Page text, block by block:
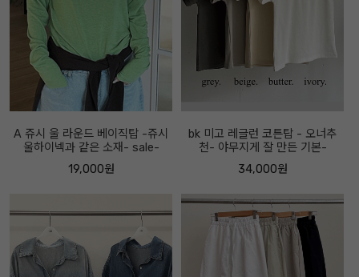
A 쥬시 울 라운드 베이직탑 -쥬시
울하이넥과 같은 소재- sale-
19,000원
bk 미고 레글런 코튼탑 - 오너추
천- 야무지게 잘 만든 기본-
34,000원